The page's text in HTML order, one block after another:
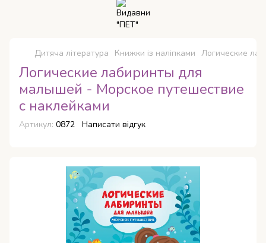
Дитяча література Книжки із наліпками Логические
Логические лабиринты для
малышей - Морское путешествие
с наклейками
Артикул: 0872 Написати відгук